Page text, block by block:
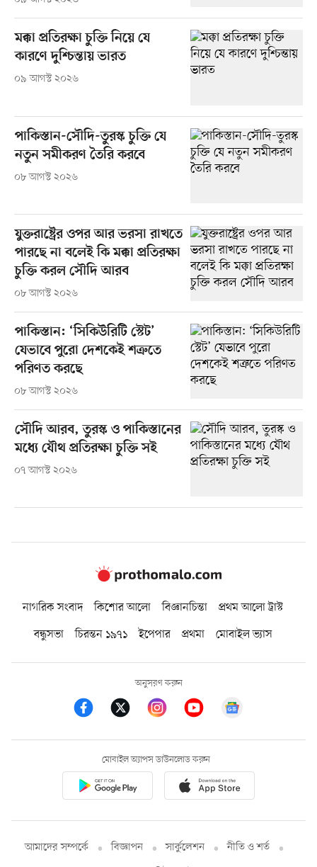
মক্কা প্রতিরক্ষা চুক্তি নিয়ে যে
কারণে দুশ্চিন্তায় ভারত
০৯ আগস্ট ২০২৬
পাকিস্তান-সৌদি-তুরস্ক চুক্তি যে
নতুন সমীকরণ তৈরি করবে
০৮ আগস্ট ২০২৬
যুক্তরাষ্ট্রের ওপর আর ভরসা রাখতে
পারছে না বলেই কি মক্কা প্রতিরক্ষা
চুক্তি করল সৌদি আরব
০৮ আগস্ট ২০২৬
পাকিস্তান: ‘সিকিউরিটি স্টেট’
যেভাবে পুরো দেশকেই শত্রুতে
পরিণত করছে
০৮ আগস্ট ২০২৬
সৌদি আরব, তুরস্ক ও পাকিস্তানের
মধ্যে যৌথ প্রতিরক্ষা চুক্তি সই
০৭ আগস্ট ২০২৬
নাগরিক সংবাদ কিশোর আলো বিজ্ঞানচিন্তা
প্রথম আলো ট্রাস্ট
বন্ধুসভা
চিরন্তন ১৯৭১ ইপেপার প্রথমা মোবাইল ভ্যাস
অনুসরণ করুন
মোবাইল অ্যাপস ডাউনলোড করুন
আমাদের সম্পর্কে বিজ্ঞাপন সার্কুলেশন
নীতি ও শর্ত